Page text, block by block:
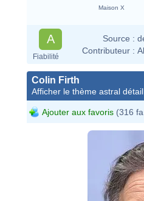
Maison X
A
Fiabilité
Source :
Contributeur :
Colin Firth
Afficher le thème astral
Ajouter aux favoris (316